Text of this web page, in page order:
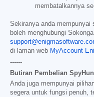
membatalkannya
Sekiranya anda mempunyai
boleh menghubungi
di laman web MyAccount
------
Butiran Pembelian
Anda juga mempunyai
segera untuk fungsi penuh,